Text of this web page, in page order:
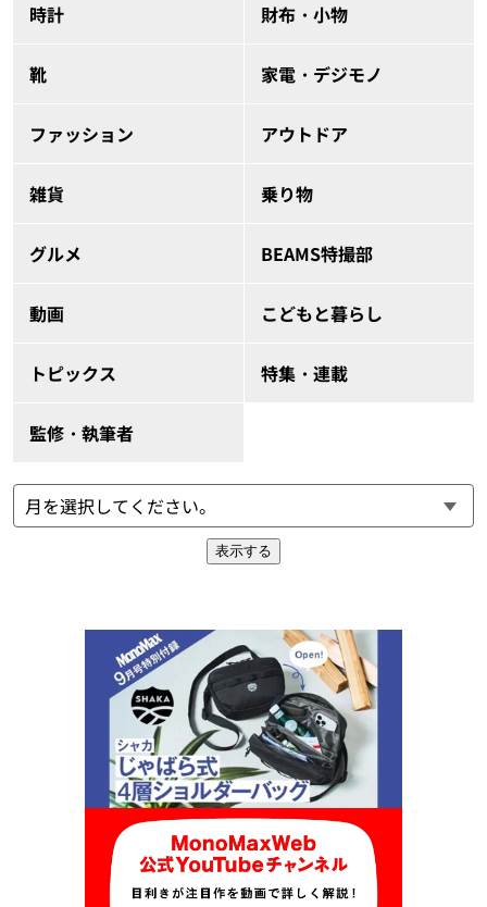
時計 財布・小物
靴 家電・デジモノ
ファッション アウトドア
雑貨 乗り物
グルメ BEAMS特撮部
動画 こどもと暮らし
トピックス 特集・連載
監修・執筆者
表示する